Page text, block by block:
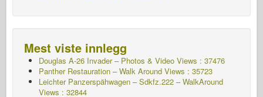
Mest viste innlegg
Douglas A-26 Invader – Photos & Video Views : 37476
Panther Restauration – Walk Around Views : 35723
Leichter Panzerspähwagen – Sdkfz.222 – WalkAround
Views : 32844